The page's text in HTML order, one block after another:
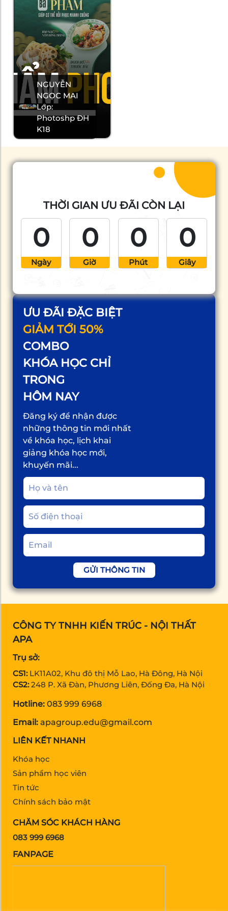
NGUYỄN
NGỌC MAI
Lớp:
Photoshp ĐH
K18
ƯU ĐÃI ĐẶC BIỆT
GIẢM TỚI 50%
COMBO
KHÓA HỌC CHỈ
TRONG
HÔM NAY
Đăng ký để nhận được
những thông tin mới nhất
về khóa học, lịch khai
giảng khóa học mới,
khuyến mãi...
GỬI THÔNG TIN
THỜI GIAN ƯU ĐÃI CÒN LẠI
0
Ngày
0
Giờ
0
Phút
0
Giây
CÔNG TY TNHH KIẾN TRÚC - NỘI THẤT
APA
Trụ sở:
CS1: LK11A02, Khu đô thị Mỗ Lao, Hà Đông, Hà Nội
CS2: 248 P. Xã Đàn, Phương Liên, Đống Đa, Hà Nội
Hotline: 083 999 6968
Email: apagroup.edu@gmail.com
LIÊN KẾT NHANH
Khóa học
Sản phẩm học viên
Tin tức
Chính sách bảo mật
CHĂM SÓC KHÁCH HÀNG
083 999 6968
FANPAGE